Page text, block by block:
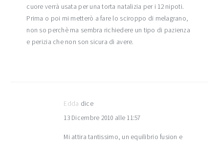
cuore verrà usata per una torta natalizia per i 12 nipoti.
Prima o poi mi metterò a fare lo sciroppo di melagrano,
non so perchè ma sembra richiedere un tipo di pazienza
e perizia che non son sicura di avere.
Edda dice
13 Dicembre 2010 alle 11:57
Mi attira tantissimo, un equilibrio fusion e